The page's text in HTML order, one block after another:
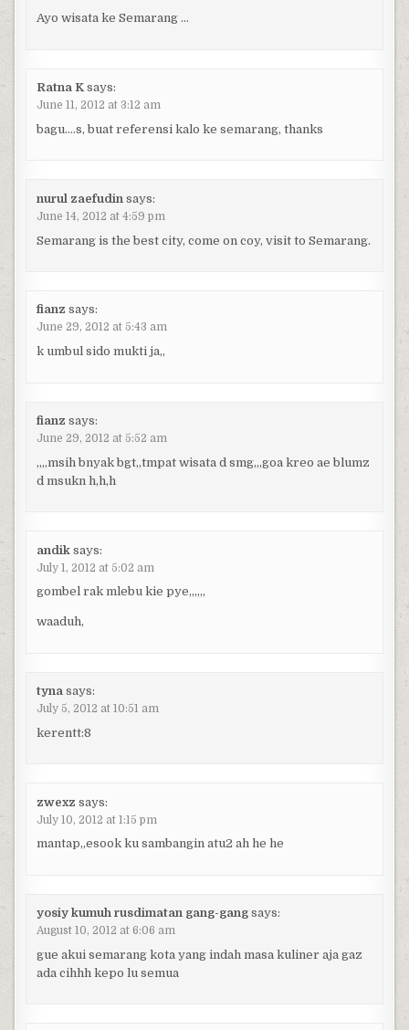
Ayo wisata ke Semarang …
Ratna K says:
June 11, 2012 at 3:12 am
bagu….s, buat referensi kalo ke semarang, thanks
nurul zaefudin says:
June 14, 2012 at 4:59 pm
Semarang is the best city, come on coy, visit to Semarang.
fianz says:
June 29, 2012 at 5:43 am
k umbul sido mukti ja,,
fianz says:
June 29, 2012 at 5:52 am
,,,,msih bnyak bgt,,tmpat wisata d smg,,,goa kreo ae blumz
d msukn h,h,h
andik says:
July 1, 2012 at 5:02 am
gombel rak mlebu kie pye,,,,,,
waaduh,
tyna says:
July 5, 2012 at 10:51 am
kerentt:8
zwexz says:
July 10, 2012 at 1:15 pm
mantap,,esook ku sambangin atu2 ah he he
yosiy kumuh rusdimatan gang-gang says:
August 10, 2012 at 6:06 am
gue akui semarang kota yang indah masa kuliner aja gaz
ada cihhh kepo lu semua